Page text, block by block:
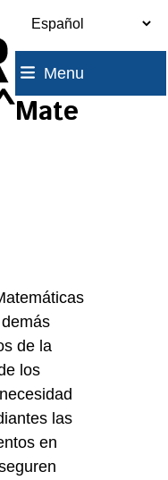
Menu
Mate
de la
los
las
en